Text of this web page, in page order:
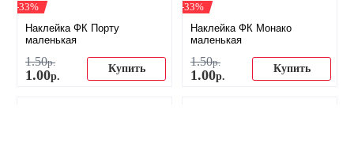
-33%
Наклейка ФК Порту
маленькая
1.50р.
1.00р.
Купить
-33%
Наклейка ФК Монако
маленькая
1.50р.
1.00р.
Купить